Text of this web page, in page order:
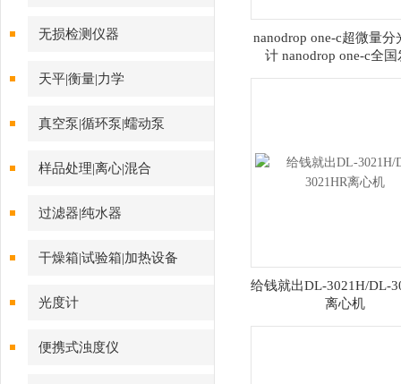
无损检测仪器
天平|衡量|力学
真空泵|循环泵|蠕动泵
样品处理|离心|混合
过滤器|纯水器
干燥箱|试验箱|加热设备
光度计
便携式浊度仪
nanodrop one-c超微量分
计 nanodrop one-c全国
给钱就出DL-3021H/DL-
离心机